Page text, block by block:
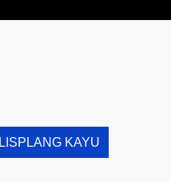
LISPLANG KAYU